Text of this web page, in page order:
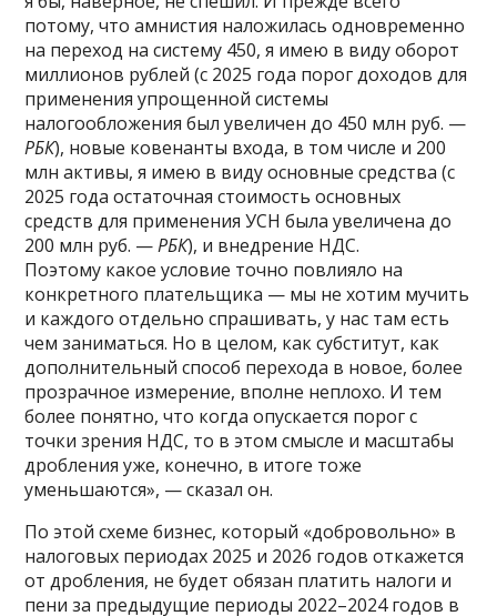
потому, что амнистия наложилась одновременно
на переход на систему 450, я имею в виду оборот
миллионов рублей (c 2025 года порог доходов для
применения упрощенной системы
налогообложения был увеличен до 450 млн руб. —
РБК), новые ковенанты входа, в том числе и 200
млн активы, я имею в виду основные средства (с
2025 года остаточная стоимость основных
средств для применения УСН была увеличена до
200 млн руб. —РБК), и внедрение НДС.
Поэтому какое условие точно повлияло на
конкретного плательщика — мы не хотим мучить
и каждого отдельно спрашивать, у нас там есть
чем заниматься. Но в целом, как субститут, как
дополнительный способ перехода в новое, более
прозрачное измерение, вполне неплохо. И тем
более понятно, что когда опускается порог с
точки зрения НДС, то в этом смысле и масштабы
дробления уже, конечно, в итоге тоже
уменьшаются», — сказал он.
По этой схеме бизнес, который «добровольно» в
налоговых периодах 2025 и 2026 годов откажется
от дробления, не будет обязан платить налоги и
пени за предыдущие периоды 2022–2024 годов в